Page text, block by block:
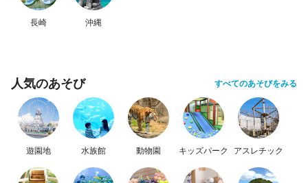
長崎 沖縄
人気のあそび すべてのあそびをみる
遊園地 水族館 動物園 キッズパーク アスレチック